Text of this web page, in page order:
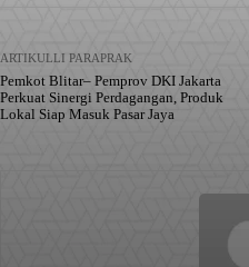
ARTIKULLI PARAPRAK
Pemkot Blitar– Pemprov DKI Jakarta
Perkuat Sinergi Perdagangan, Produk
Lokal Siap Masuk Pasar Jaya